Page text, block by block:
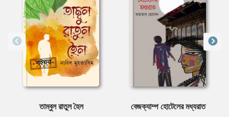
তাম্বুল রাতুল হৈল বেজক্যাম্প হোটেলের মধ্যরাত